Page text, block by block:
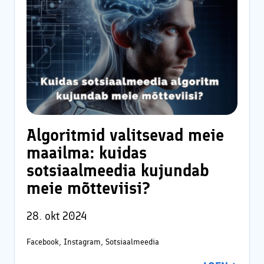
Algoritmid valitsevad meie
maailma: kuidas
sotsiaalmeedia kujundab
meie mõtteviisi?
28. okt 2024
Facebook, Instagram, Sotsiaalmeedia